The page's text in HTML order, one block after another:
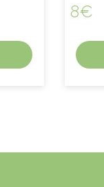
8€